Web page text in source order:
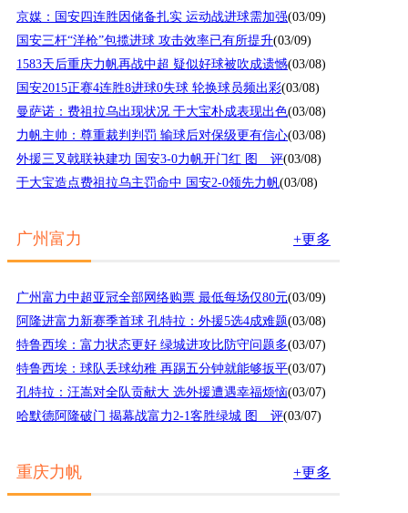
京媒：国安四连胜因储备扎实 运动战进球需加强(03/09)
国安三杆“洋枪”包揽进球 攻击效率已有所提升(03/09)
1583天后重庆力帆再战中超 疑似好球被吹成遗憾(03/08)
国安2015正赛4连胜8进球0失球 轮换球员频出彩(03/08)
曼萨诺：费祖拉乌出现状况 于大宝朴成表现出色(03/08)
力帆主帅：尊重裁判判罚 输球后对保级更有信心(03/08)
外援三叉戟联袂建功 国安3-0力帆开门红 图 评(03/08)
于大宝造点费祖拉乌主罚命中 国安2-0领先力帆(03/08)
广州富力 +更多
广州富力中超亚冠全部网络购票 最低每场仅80元(03/09)
阿隆进富力新赛季首球 孔特拉：外援5选4成难题(03/08)
特鲁西埃：富力状态更好 绿城进攻比防守问题多(03/07)
特鲁西埃：球队丢球幼稚 再踢五分钟就能够扳平(03/07)
孔特拉：汪嵩对全队贡献大 选外援遭遇幸福烦恼(03/07)
哈默德阿隆破门 揭幕战富力2-1客胜绿城 图 评(03/07)
重庆力帆 +更多